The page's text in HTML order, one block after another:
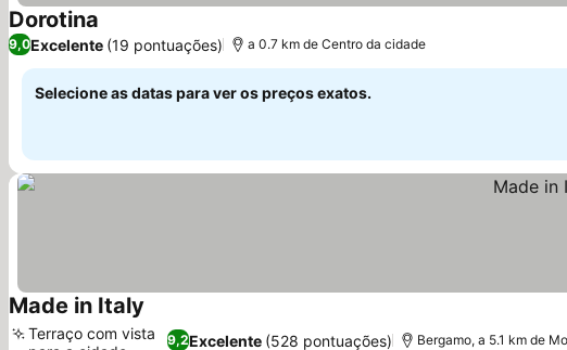
Dorotina
9,0Excelente (19 pontuações) a 0.7 km de Centro da cidade
Selecione as datas para ver os preços exatos.
Made in Italy
9,2Excelente (528 pontuações)
Terraço com vista
Bergamo, a 5.1 km de